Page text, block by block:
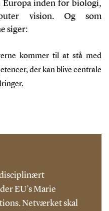
Europa inden for biologi,
vision. Og som
siger:
kommer til at stå med
der kan blive centrale
EU’s Marie
Netværket skal